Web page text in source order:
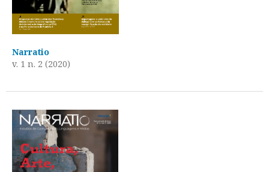
Narratio
v. 1 n. 2 (2020)